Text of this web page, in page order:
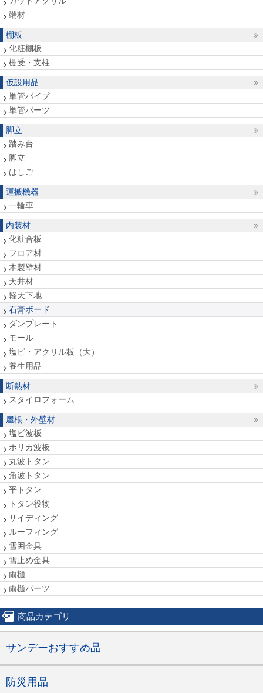
端材
棚板
化粧棚板
棚受・支柱
仮設用品
単管パイプ
単管パーツ
脚立
踏み台
脚立
はしご
運搬機器
一輪車
内装材
化粧合板
フロア材
木製壁材
天井材
軽天下地
石膏ボード
ダンプレート
モール
塩ビ・アクリル板（大）
養生用品
断熱材
スタイロフォーム
屋根・外壁材
塩ビ波板
ポリカ波板
丸波トタン
角波トタン
平トタン
トタン役物
サイディング
ルーフィング
雪囲金具
雪止め金具
雨樋
雨樋パーツ
商品カテゴリ
サンデーおすすめ品
防災用品